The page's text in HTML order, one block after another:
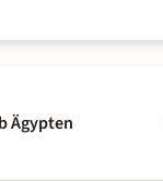
Ägypten